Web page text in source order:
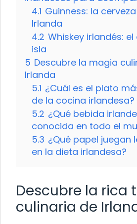
4.1 Guinness: la
Irlanda
4.2 Whiskey irlandés:
isla
5 Descubre la magia
Irlanda
5.1 ¿Cuál es el plato
de la cocina irlandesa?
5.2 ¿Qué bebida
conocida en todo el
5.3 ¿Qué papel juegan
en la dieta irlandesa?
Descubre la rica
culinaria de